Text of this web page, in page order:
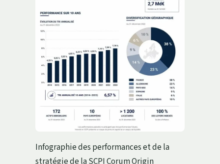
Infographie des performances et de la
stratégie de la SCPI Corum Origin